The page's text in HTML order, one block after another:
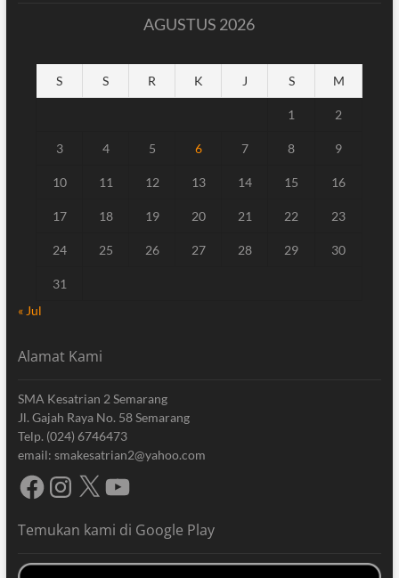
AGUSTUS 2026
S S R K J S M
1 2
3 4 5 6 7 8 9
10 11 12 13 14 15 16
17 18 19 20 21 22 23
24 25 26 27 28 29 30
31
« Jul
Alamat Kami
SMA Kesatrian 2 Semarang
Jl. Gajah Raya No. 58 Semarang
Telp. (024) 6746473
email: smakesatrian2@yahoo.com
FacebookInstagram
X YouTube
Temukan kami di Google Play